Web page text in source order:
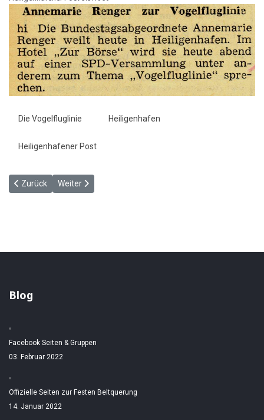
Die Vogelfluglinie Heiligenhafen
Heiligenhafener Post
Vorheriger Beitrag: Wieder Rekord am Kai - Heiligenhafener Post
Zurück Nächster Beitrag: Frühlingswetter hebt Reiseverkehr -
Weiter
Blog
Facebook Seiten & Gruppen
03. Februar 2022
Offizielle Seiten zur Festen Beltquerung
14. Januar 2022